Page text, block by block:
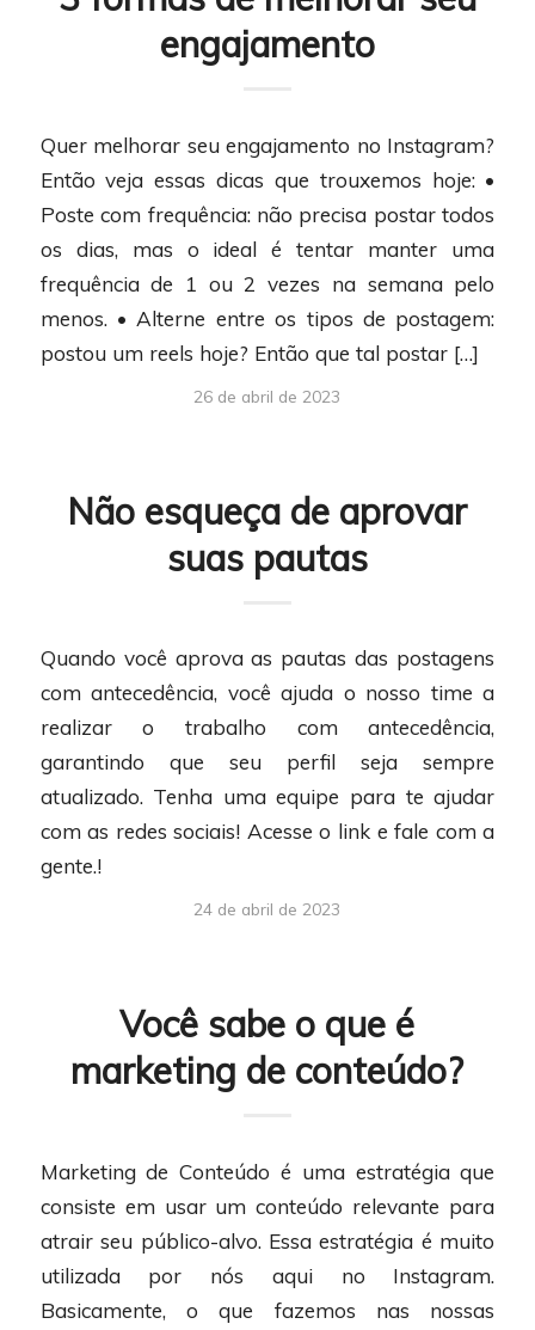
engajamento
Quer melhorar seu engajamento no Instagram?
Então veja essas dicas que trouxemos hoje: •
Poste com frequência: não precisa postar todos
os dias, mas o ideal é tentar manter uma
frequência de 1 ou 2 vezes na semana pelo
menos. • Alterne entre os tipos de postagem:
postou um reels hoje? Então que tal postar […]
26 de abril de 2023
Não esqueça de aprovar
suas pautas
Quando você aprova as pautas das postagens
com antecedência, você ajuda o nosso time a
realizar o trabalho com antecedência,
garantindo que seu perfil seja sempre
atualizado. Tenha uma equipe para te ajudar
com as redes sociais! Acesse o link e fale com a
gente.!
24 de abril de 2023
Você sabe o que é
marketing de conteúdo?
Marketing de Conteúdo é uma estratégia que
consiste em usar um conteúdo relevante para
atrair seu público-alvo. Essa estratégia é muito
utilizada por nós aqui no Instagram.
Basicamente, o que fazemos nas nossas